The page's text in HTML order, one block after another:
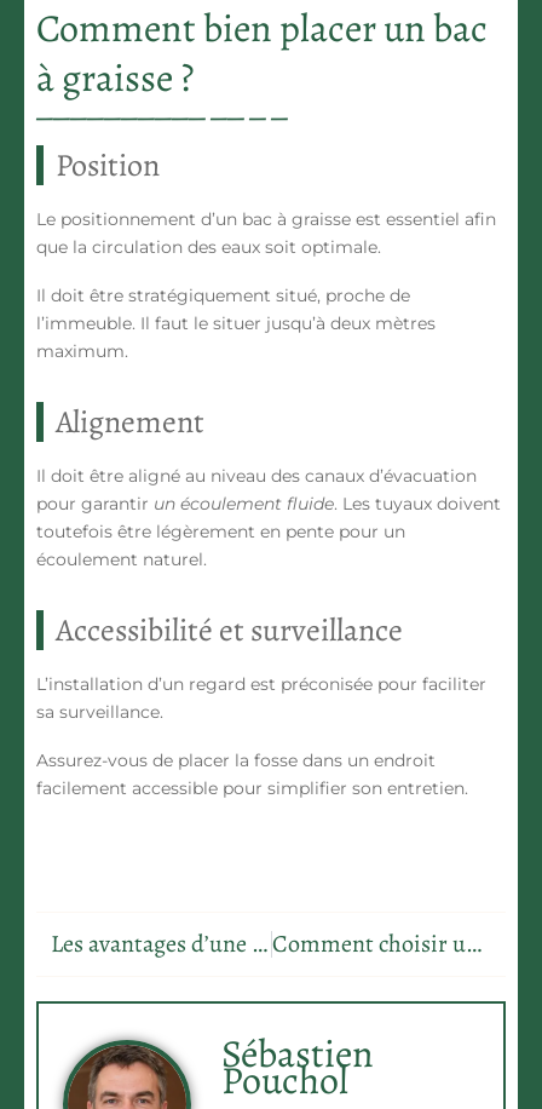
Comment bien placer un bac
à graisse ?
Position
Le positionnement d’un bac à graisse est essentiel afin
que la circulation des eaux soit optimale.
Il doit être stratégiquement situé, proche de
l’immeuble. Il faut le situer jusqu’à deux mètres
maximum.
Alignement
Il doit être aligné au niveau des canaux d’évacuation
pour garantir un écoulement fluide. Les tuyaux doivent
toutefois être légèrement en pente pour un
écoulement naturel.
Accessibilité et surveillance
L’installation d’un regard est préconisée pour faciliter
sa surveillance.
Assurez-vous de placer la fosse dans un endroit
facilement accessible pour simplifier son entretien.
Les avantages d’une terrasse en bois : Ipe, Padouk, Sapin et Mélèze Comment choisir un vêtement de travail pour le jardin ?
Sébastien
Pouchol